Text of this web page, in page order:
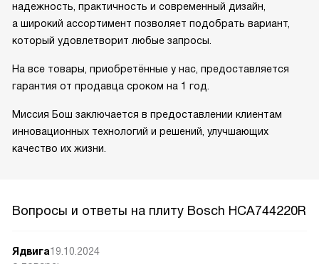
надежность, практичность и современный дизайн,
а широкий ассортимент позволяет подобрать вариант,
который удовлетворит любые запросы.
На все товары, приобретённые у нас, предоставляется
гарантия от продавца сроком на 1 год.
Миссия Бош заключается в предоставлении клиентам
инновационных технологий и решений, улучшающих
качество их жизни.
Вопросы и ответы на плиту Bosch HCA744220R
Ядвига19.10.2024